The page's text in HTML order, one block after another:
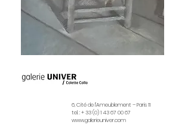
6, Cité de l’Ameublement – Paris 11
tel. : + 33 (0) 1 43 67 00 67
www.galerieuniver.com